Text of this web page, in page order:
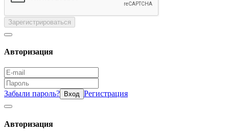
Зарегистрироваться
Авторизация
Забыли пароль? Вход Регистрация
Авторизация